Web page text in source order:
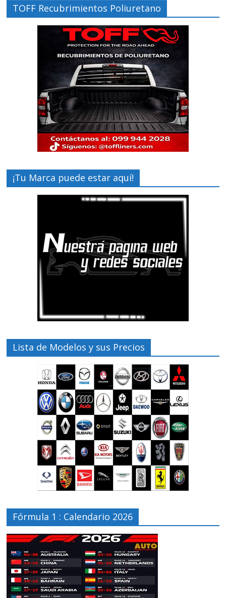
TOFF Recubrimientos Poliuretano
¡Tu Marca puede estar aquí!
Lista de Modelos y sus Precios
Fórmula 1 : Calendario 2026